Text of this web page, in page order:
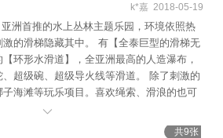
k*嘉 2018-05-19
洲首推的水上丛林主题乐园，环境依照热
的滑梯隐藏其中。 有【全泰巨型的滑梯无
环形水滑道】，全亚洲最高的人造瀑布，
超级碗、超级导火线等滑道。 除了刺激的
海滩等玩乐项目。喜欢绳索、滑浪的也可
。 连怕水的我都玩了一天，就知道有多好玩

共9张